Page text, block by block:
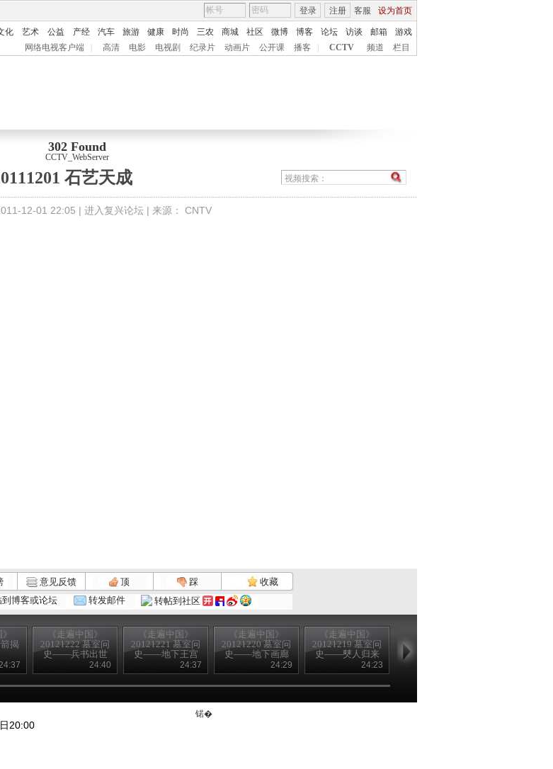
客服 设为首页
登录 注册
化 艺术 公益 产经 汽车 旅游 健康 时尚 三农 商城 社区 微博 博客 论坛 访谈 邮箱
游戏
网络电视客户端 高清 电影 电视剧 纪录片 动画片 公开课 播客 CCTV 频道 栏目
302 Found
CCTV_WebServer
石艺天成
12-01 22:05 | 进入复兴论坛 | 来源： CNTV
意见反馈 顶 踩
收藏
到博客或论坛 转发邮件 转帖到社区
揭
《走遍中国》
20121222 墓室问
史——兵书出世
24:40
《走遍中国》
20121221 墓室问
史——地下王宫
24:37
《走遍中国》
20121220 墓室问
史——地下画廊
24:29
《走遍中国》
20121219 墓室问
史——僰人归来
24:23
20121218 墓室问
史——悬棺之谜
20:00
锘�